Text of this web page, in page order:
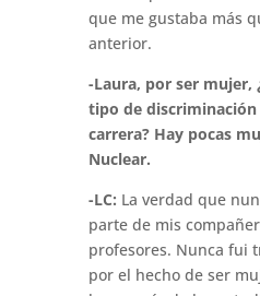
que me gustaba más
anterior.
-Laura, por ser mujer,
tipo de
carrera? Hay pocas
Nuclear.
-LC: La verdad que
parte de mis
profesores. Nunca fui
por el hecho de ser